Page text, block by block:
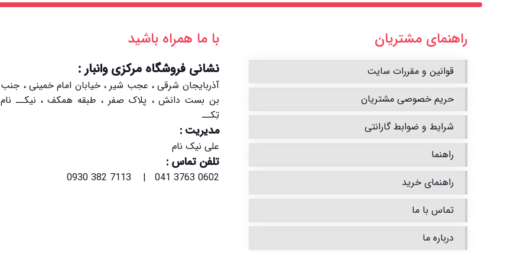
راهنمای مشتریان
قوانین و مقررات سایت
حریم خصوصی مشتریان
شرایط و ضوابط گارانتی
راهنما
راهنمای خرید
تماس با ما
درباره ما
با ما همراه باشید
نشانی فروشگاه مرکزی وانبار :
آذربایجان شرقی ، عجب شیر ، خیابان امام خمینی ، جنب
بن بست دانش ، پلاک صفر ، طبقه همکف ، نیکــ نام
تِکــ
مدیریت :
علی نیک نام
تلفن تماس :
0602 3763 041 | 7113 382 0930